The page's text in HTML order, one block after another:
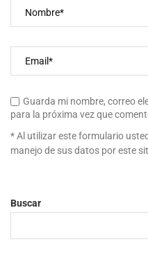
Guarda mi nombre, correo
para la próxima vez que
* Al utilizar este formulario
manejo de sus datos por este
Buscar